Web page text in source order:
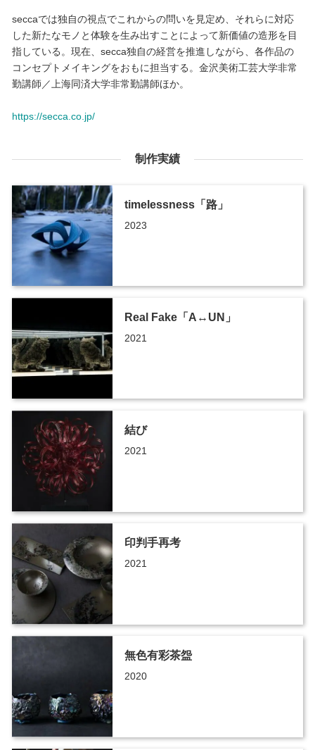
seccaでは独自の視点でこれからの問いを見定め、それらに対応
した新たなモノと体験を生み出すことによって新価値の造形を目
指している。現在、secca独自の経営を推進しながら、各作品の
コンセプトメイキングをおもに担当する。金沢美術工芸大学非常
勤講師／上海同済大学非常勤講師ほか。
https://secca.co.jp/
制作実績
timelessness「路」
2023
Real Fake「A↔︎UN」
2021
結び
2021
印判手再考
2021
無色有彩茶盌
2020